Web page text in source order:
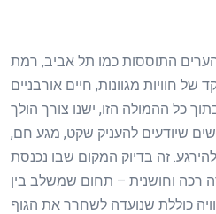
התוססות כמו תל אביב, רמת
של חוויות מגוונות, חיים אורבניים
כל ההמולה הזו, ישנו צורך הולך
שיודעים להעניק שקט, מגע חם,
זה בדיוק המקום שבו נכנסת
רכה וחושנית – תחום שמשלב בין
כוללת שנועדה לשחרר את הגוף